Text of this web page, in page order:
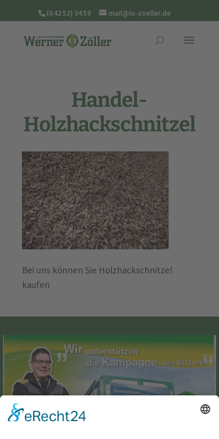
(0 42 52) 34 59 mail@lu-zoeller.de
Handel-
Holzhackschnitzel
Bei uns können Sie Holzhackschnitzel
kaufen